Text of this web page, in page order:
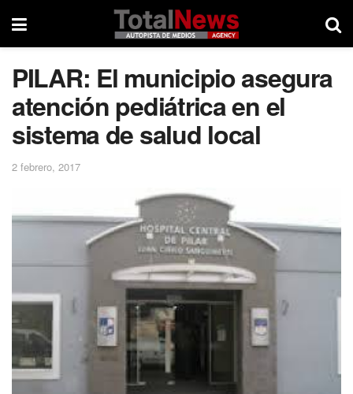
PILAR: El municipio asegura
atención pediátrica en el
sistema de salud local
2 febrero, 2017